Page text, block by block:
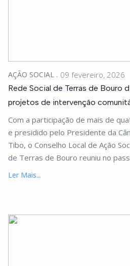
AÇÃO SOCIAL 09 fevereiro, 2026
Rede Social de Terras de Bouro
projetos de intervenção
Com a participação de mais de
e presidido pelo Presidente da
Tibo, o Conselho Local de Ação
de Terras de Bouro reuniu no
Ler Mais...